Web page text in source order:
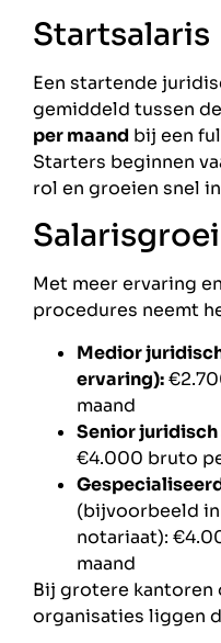
Startsalaris
Een startende
gemiddeld tussen de
per maand bij een
Starters beginnen
rol en groeien snel
Salarisgroei
Met meer ervaring
procedures neemt
Medior
ervaring):
maand
Senior
€4.000 bruto
(bijvoorbeeld
notariaat):
maand
Bij grotere kantoren
organisaties liggen